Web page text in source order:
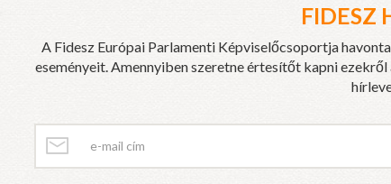
FIDESZ
A Fidesz Európai Parlamenti Képviselőcsoportja
eseményeit. Amennyiben szeretne értesítőt kapni